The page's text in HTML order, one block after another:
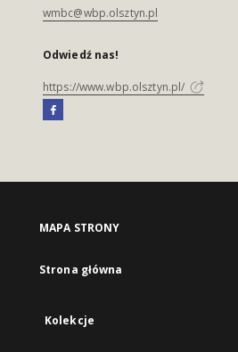
wmbc@wbp.olsztyn.pl
Odwiedź nas!
https://www.wbp.olsztyn.pl/
MAPA STRONY
Strona główna
Kolekcje